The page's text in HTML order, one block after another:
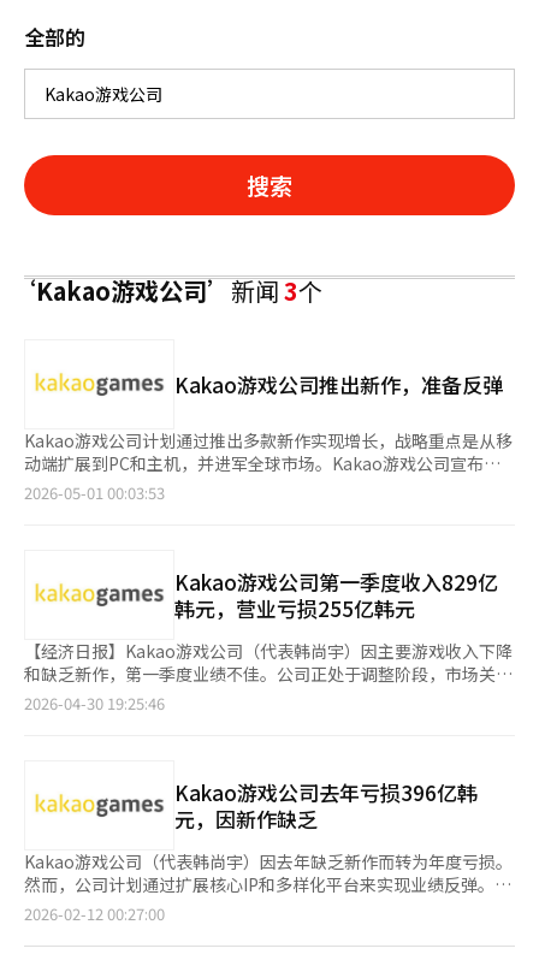
全部的
搜索
‘Kakao游戏公司’新闻3个
Kakao游戏公司推出新作，准备反弹
Kakao游戏公司计划通过推出多款新作实现增长，战略重点是从移
动端扩展到PC和主机，并进军全球市场。Kakao游戏公司宣布，
将在明年之前陆续发布主要新作，以实现业务多元化和规模增长。
将成为下一代主力作品。同期，Supercat的《项目OQ》也计划发
布，以2.5D像素图形和独特世界观提供不同于传统MMORPG的体
验，测试阶段已证明其高完成度。为进军全球市场，PC和主机游
戏阵容也将加强。XL Games的《上古世纪编年史》计划在6月进
行全球测试，主打主机级战斗演出和IP世界观。《时空奥德赛》是
一款AAA级动作RPG，计划在明年第一季度发布，结合时间操控系
统和开放世界。新类型的扩展也在进行中。第二季度将发布的《地
戏，计划在第四季度发布。此外，《项目C》是一款基于次文化的
收集型RPG，旨在吸引全球粉丝。现有服务的稳定运营也在继续。
《奥丁》《阿瑞斯》《上古世纪战争》等主要MMORPG通过持续
更新保持用户指标。《赛马娘Pretty Derby》也通过稳定运营获得
了忠实粉丝群。《流放之路2》预计通过5月的大规模扩展包更新实
现反弹。Kakao游戏公司表示：“我们将以高完成度推出多款新
作，同时稳定运营现有服务。通过全球市场扩展和类型多元化，强
化增长基础。”※ 本报道经人工智能（AI）系统翻译与编辑。
2026-05-01 00:03:53
Kakao游戏公司第一季度收入829亿
韩元，营业亏损255亿韩元
【经济日报】Kakao游戏公司（代表韩尚宇）因主要游戏收入下降
和缺乏新作，第一季度业绩不佳。公司正处于调整阶段，市场关注
其下半年推出的新作能否带来业绩反弹。4月30日，Kakao游戏公
游戏收入同比下降43%，环比下降20%，至550亿韩元。PC在线
游戏收入同比增长4%，至279亿韩元，但环比下降7%。公司计划
通过多样化的游戏类型和平台来改善业绩。2.5D MMORPG项目
OQ（暂定名）在小规模测试中获得好评，预计6月进行的
《ArcheAge Chronicle》是公司下半年重点项目。公司还计划通
过多平台战略进军全球市场，包括大型MMORPG《OdinQ》、策
略冒险RPG《Dungeon Arise》、开放世界僵尸生存模拟器《God
Save Birmingham》和次文化养成模拟《项目C》（暂定名）。
2026-04-30 19:25:46
Kakao游戏公司去年亏损396亿韩
元，因新作缺乏
Kakao游戏公司（代表韩尚宇）因去年缺乏新作而转为年度亏损。
然而，公司计划通过扩展核心IP和多样化平台来实现业绩反弹。11
日，Kakao游戏公司宣布2025年合并收入为4650亿韩元，营业亏
损。特别是移动游戏收入下降35.1%至3508亿韩元，导致业绩下
2026-02-12 00:27:00
页